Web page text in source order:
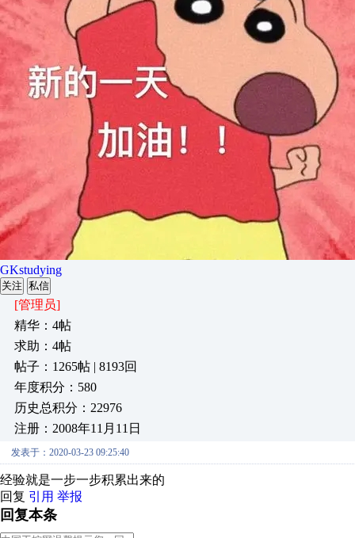
GKstudying
关注 私信
[管理员]
精华：4帖
求助：4帖
帖子：1265帖 | 8193回
年度积分：580
历史总积分：22976
注册：2008年11月11日
发表于：2020-03-23 09:25:40
经验就是一步一步积累出来的
回复 引用 举报
回复本条